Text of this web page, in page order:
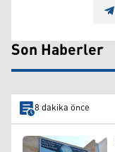
Son Haberler
8 dakika önce